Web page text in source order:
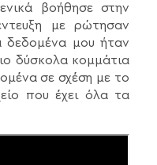
βοήθησε στην
με ρώτησαν
δεδομένα μου ήταν
δύσκολα κομμάτια
σε σχέση με το
που έχει όλα τα